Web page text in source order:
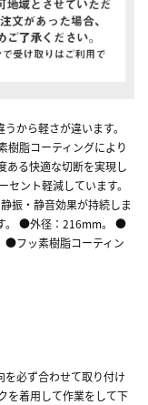
から軽さが違います。
樹脂コーティングにより
ある快適な切断を実現し
ント軽減しています。
振・静音効果が持続しま
。 ●外径：216mm。 ●
フッ素樹脂コーティン
必ず合わせて取り付け
を着用して作業をして下